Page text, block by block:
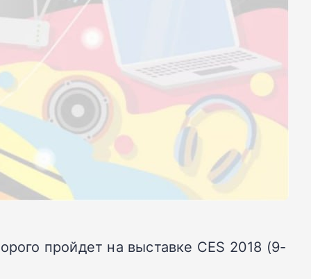
пройдет на выставке CES 2018 (9-